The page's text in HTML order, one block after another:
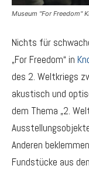
Museum "For Freedom"
Nichts für
„For Freedom“ in
des 2. Weltkriegs
akustisch und
dem Thema „2.
Anderen
Fundstücke aus